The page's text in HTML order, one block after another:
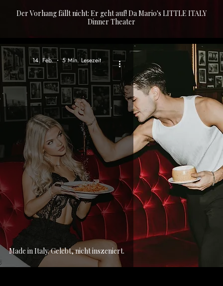
Der Vorhang fällt nicht: Er geht auf! Da Mario's LITTLE ITALY
Dinner Theater
Made in Italy. Gelebt, nicht inszeniert.
14. Feb. 5 Min. Lesezeit